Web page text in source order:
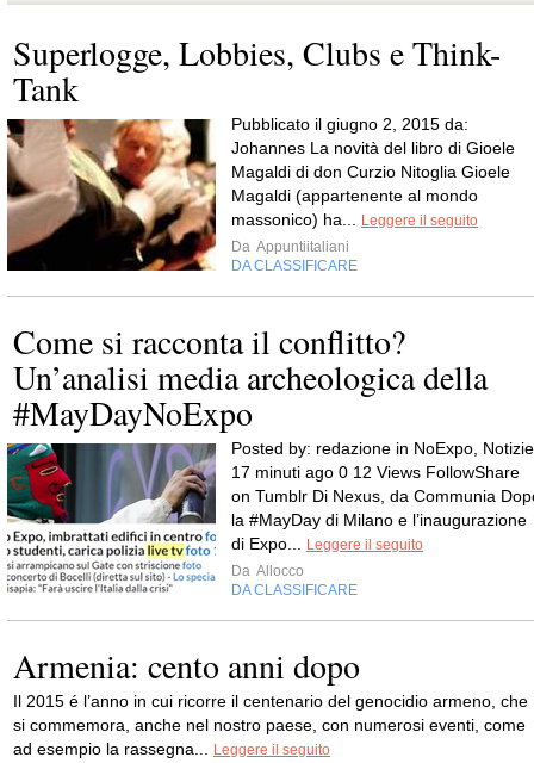
Superlogge, Lobbies, Clubs e Think-
Tank
Pubblicato il giugno 2, 2015 da:
Johannes La novità del libro di Gioele
Magaldi di don Curzio Nitoglia Gioele
Magaldi (appartenente al mondo
massonico) ha...
Leggere il seguito
Da Appuntiitaliani
DA CLASSIFICARE
Come si racconta il conflitto?
Un’analisi media archeologica della
#MayDayNoExpo
Posted by: redazione in NoExpo, Notizie
17 minuti ago 0 12 Views FollowShare
on Tumblr Di Nexus, da Communia
la #MayDay di Milano e l’inaugurazione
di Expo...
Leggere il seguito
Da Allocco
DA CLASSIFICARE
Armenia: cento anni dopo
Il 2015 é l’anno in cui ricorre il centenario del genocidio armeno, che
si commemora, anche nel nostro paese, con numerosi eventi, come
ad esempio la rassegna...
Leggere il seguito